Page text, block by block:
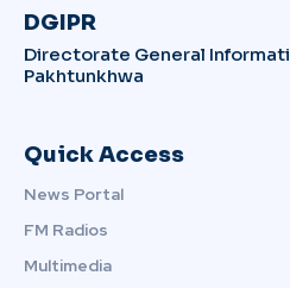
DGIPR
Directorate General
Pakhtunkhwa
Quick Access
News Portal
FM Radios
Multimedia